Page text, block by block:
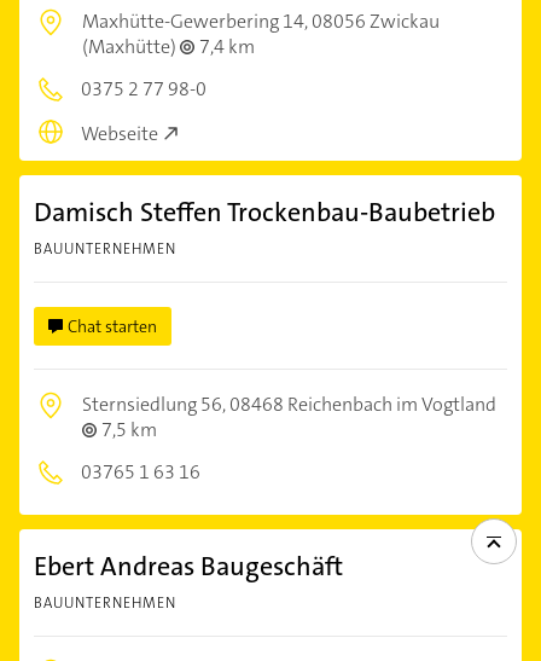
Maxhütte-Gewerbering 14,08056 Zwickau
(Maxhütte)
7,4 km
0375 2 77 98-0
Webseite
Damisch Steffen Trockenbau-Baubetrieb
BAUUNTERNEHMEN
Chat starten
Sternsiedlung 56,08468 Reichenbach im Vogtland
7,5 km
03765 1 63 16
Ebert Andreas Baugeschäft
BAUUNTERNEHMEN